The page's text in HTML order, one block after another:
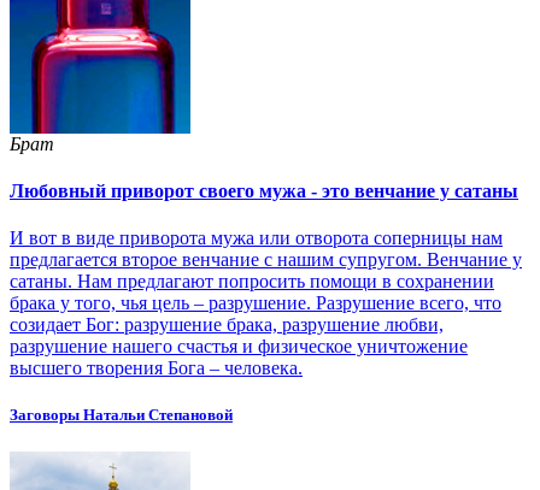
Брат
Любовный приворот своего мужа - это венчание у сатаны
И вот в виде приворота мужа или отворота соперницы нам
предлагается второе венчание с нашим супругом. Венчание у
сатаны. Нам предлагают попросить помощи в сохранении
брака у того, чья цель – разрушение. Разрушение всего, что
созидает Бог: разрушение брака, разрушение любви,
разрушение нашего счастья и физическое уничтожение
высшего творения Бога – человека.
Заговоры Натальи Степановой